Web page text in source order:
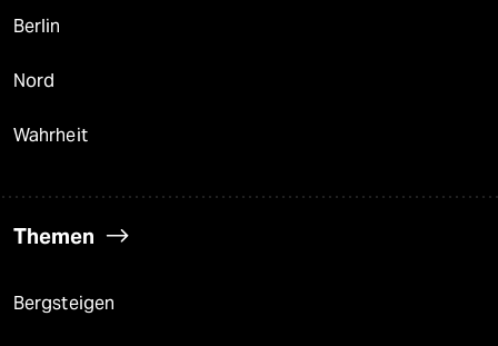
Berlin
Nord
Wahrheit
Themen
Bergsteigen